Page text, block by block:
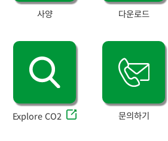
사양 다운로드
Explore CO2 문의하기